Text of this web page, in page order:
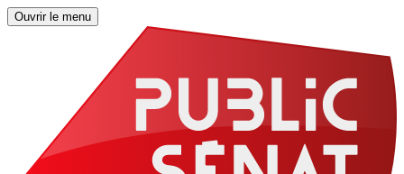
Ouvrir le menu